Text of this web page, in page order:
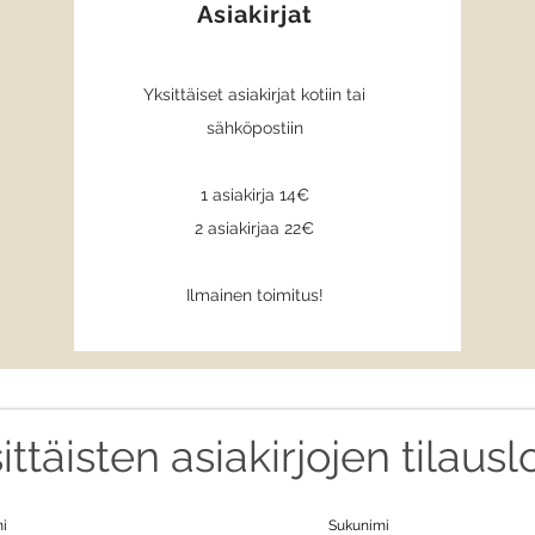
Asiakirjat
Yksittäiset asiakirjat kotiin tai
sähköpostiin
1 asiakirja 14€
2 asiakirjaa 22€
Ilmainen toimitus!
asiakirjojen